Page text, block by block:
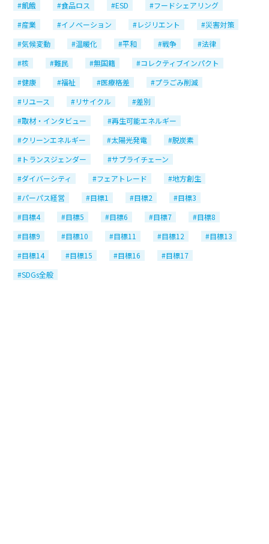
#飢餓 #食品ロス #ESD
#フードシェアリング
#産業
#イノベーション #レジリエント
#災害対策
#気候変動
#温暖化 #平和 #戦争
#法律
#核
#難民 #無国籍
#コレクティブインパクト
#健康
#福祉 #医療格差
#プラごみ削減
#リユース
#リサイクル
#差別
#取材・インタビュー
#再生可能エネルギー
#クリーンエネルギー
#太陽光発電
#脱炭素
#トランスジェンダー
#サプライチェーン
#ダイバーシティ
#フェアトレード
#地方創生
#パーパス経営
#目標1 #目標2
#目標3
#目標4
#目標5 #目標6 #目標7
#目標8
#目標9
#目標10 #目標11 #目標12
#目標13
#目標14
#目標15 #目標16
#目標17
#SDGs全般